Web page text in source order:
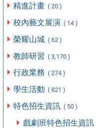
精進計畫 ( 20 )
校內藝文展演 ( 14 )
榮耀山城 ( 62 )
教師研習 ( 3,170 )
行政業務 ( 274 )
學生活動 ( 821 )
特色招生資訊 ( 50 )
戲劇班特色招生資訊